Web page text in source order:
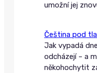
umožní jej
Čeština pod
Jak vypadá
odcházejí – a
někohochytit